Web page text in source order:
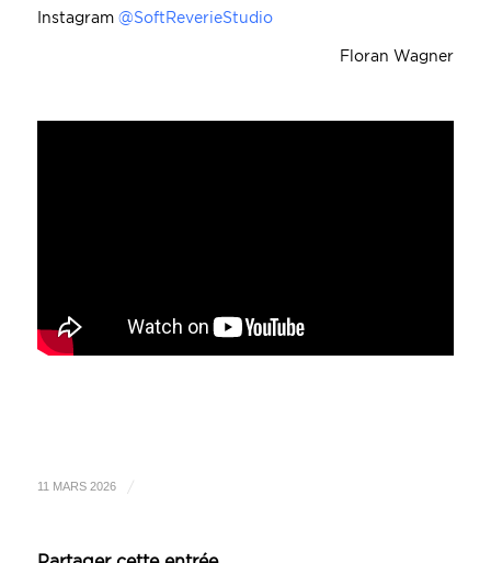
Instagram @SoftReverieStudio
Floran Wagner
11 MARS 2026 /